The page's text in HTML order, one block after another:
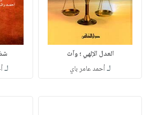
العدل الإلهي ؛ وآث
لـأحمد عامر باي لـ